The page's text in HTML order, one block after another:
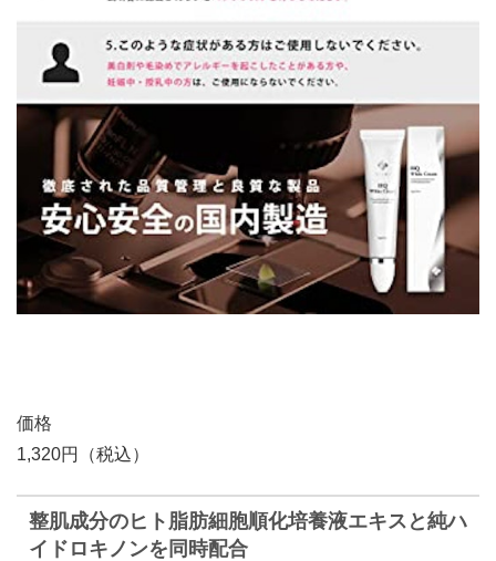
価格
1,320円（税込）
整肌成分のヒト脂肪細胞順化培養液エキスと純ハ
イドロキノンを同時配合